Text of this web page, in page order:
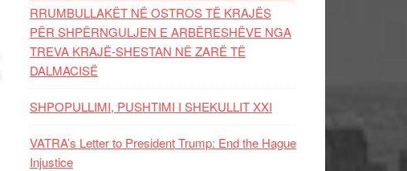
RRUMBULLAKËT NË OSTROS TË KRAJËS
PËR SHPËRNGULJEN E ARBËRESHËVE NGA
TREVA KRAJË-SHESTAN NË ZARË TË
DALMACISË
SHPOPULLIMI, PUSHTIMI I SHEKULLIT XXI
VATRA’s Letter to President Trump: End the Hague
Injustice